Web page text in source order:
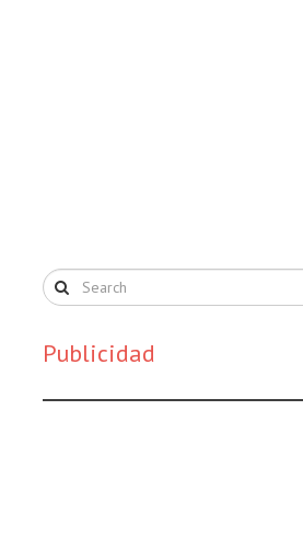
Publicidad